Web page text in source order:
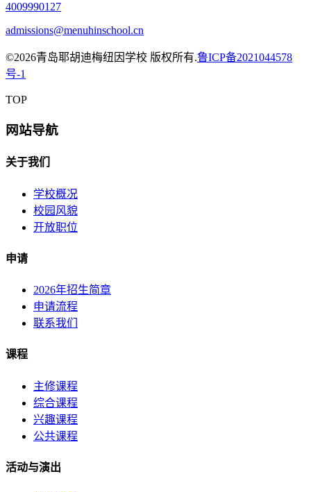
4009990127
admissions@menuhinschool.cn
©2026青岛耶胡迪梅纽因学校 版权所有.鲁ICP备2021044578
号-1
TOP
网站导航
关于我们
学校概况
校园风貌
开放职位
申请
2026年招生简章
申请流程
联系我们
课程
主修课程
综合课程
兴趣课程
公共课程
活动与演出